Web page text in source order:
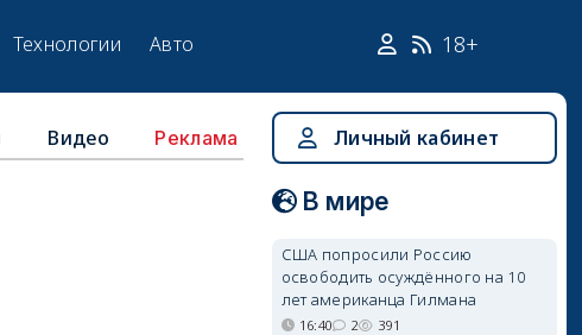
Технологии Авто 18+
Видео Реклама Личный кабинет
В мире
США попросили Россию
освободить осуждённого на 10
лет американца Гилмана
16:40 2 391